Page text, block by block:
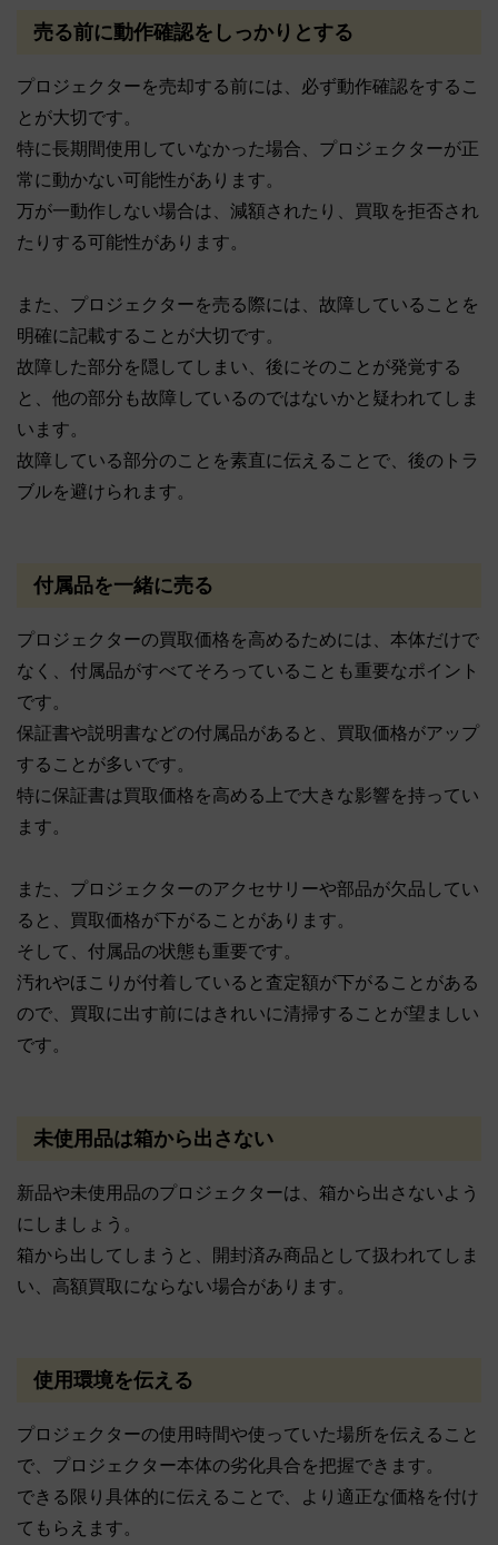
売る前に動作確認をしっかりとする
プロジェクターを売却する前には、必ず動作確認をするこ
とが大切です。
特に長期間使用していなかった場合、プロジェクターが正
常に動かない可能性があります。
万が一動作しない場合は、減額されたり、買取を拒否され
たりする可能性があります。
また、プロジェクターを売る際には、故障していることを
明確に記載することが大切です。
故障した部分を隠してしまい、後にそのことが発覚する
と、他の部分も故障しているのではないかと疑われてしま
います。
故障している部分のことを素直に伝えることで、後のトラ
ブルを避けられます。
付属品を一緒に売る
プロジェクターの買取価格を高めるためには、本体だけで
なく、付属品がすべてそろっていることも重要なポイント
です。
保証書や説明書などの付属品があると、買取価格がアップ
することが多いです。
特に保証書は買取価格を高める上で大きな影響を持ってい
ます。
また、プロジェクターのアクセサリーや部品が欠品してい
ると、買取価格が下がることがあります。
そして、付属品の状態も重要です。
汚れやほこりが付着していると査定額が下がることがある
ので、買取に出す前にはきれいに清掃することが望ましい
です。
未使用品は箱から出さない
新品や未使用品のプロジェクターは、箱から出さないよう
にしましょう。
箱から出してしまうと、開封済み商品として扱われてしま
い、高額買取にならない場合があります。
使用環境を伝える
プロジェクターの使用時間や使っていた場所を伝えること
で、プロジェクター本体の劣化具合を把握できます。
できる限り具体的に伝えることで、より適正な価格を付け
てもらえます。